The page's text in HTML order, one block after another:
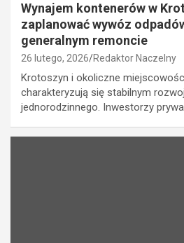
Wynajem kontenerów w
zaplanować wywóz
generalnym remoncie
26 lutego, 2026 Redaktor Naczelny
Krotoszyn i okoliczne
charakteryzują się stabilnym
jednorodzinnego. Inwestorzy